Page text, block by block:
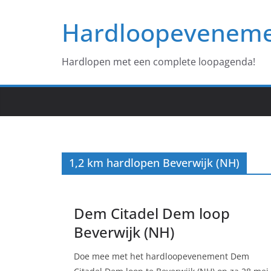
Hardlopen met een complete loopagenda!
1,2 km hardlopen Beverwijk (NH)
Dem Citadel Dem loop
Beverwijk (NH)
Doe mee met het hardloopevenement Dem